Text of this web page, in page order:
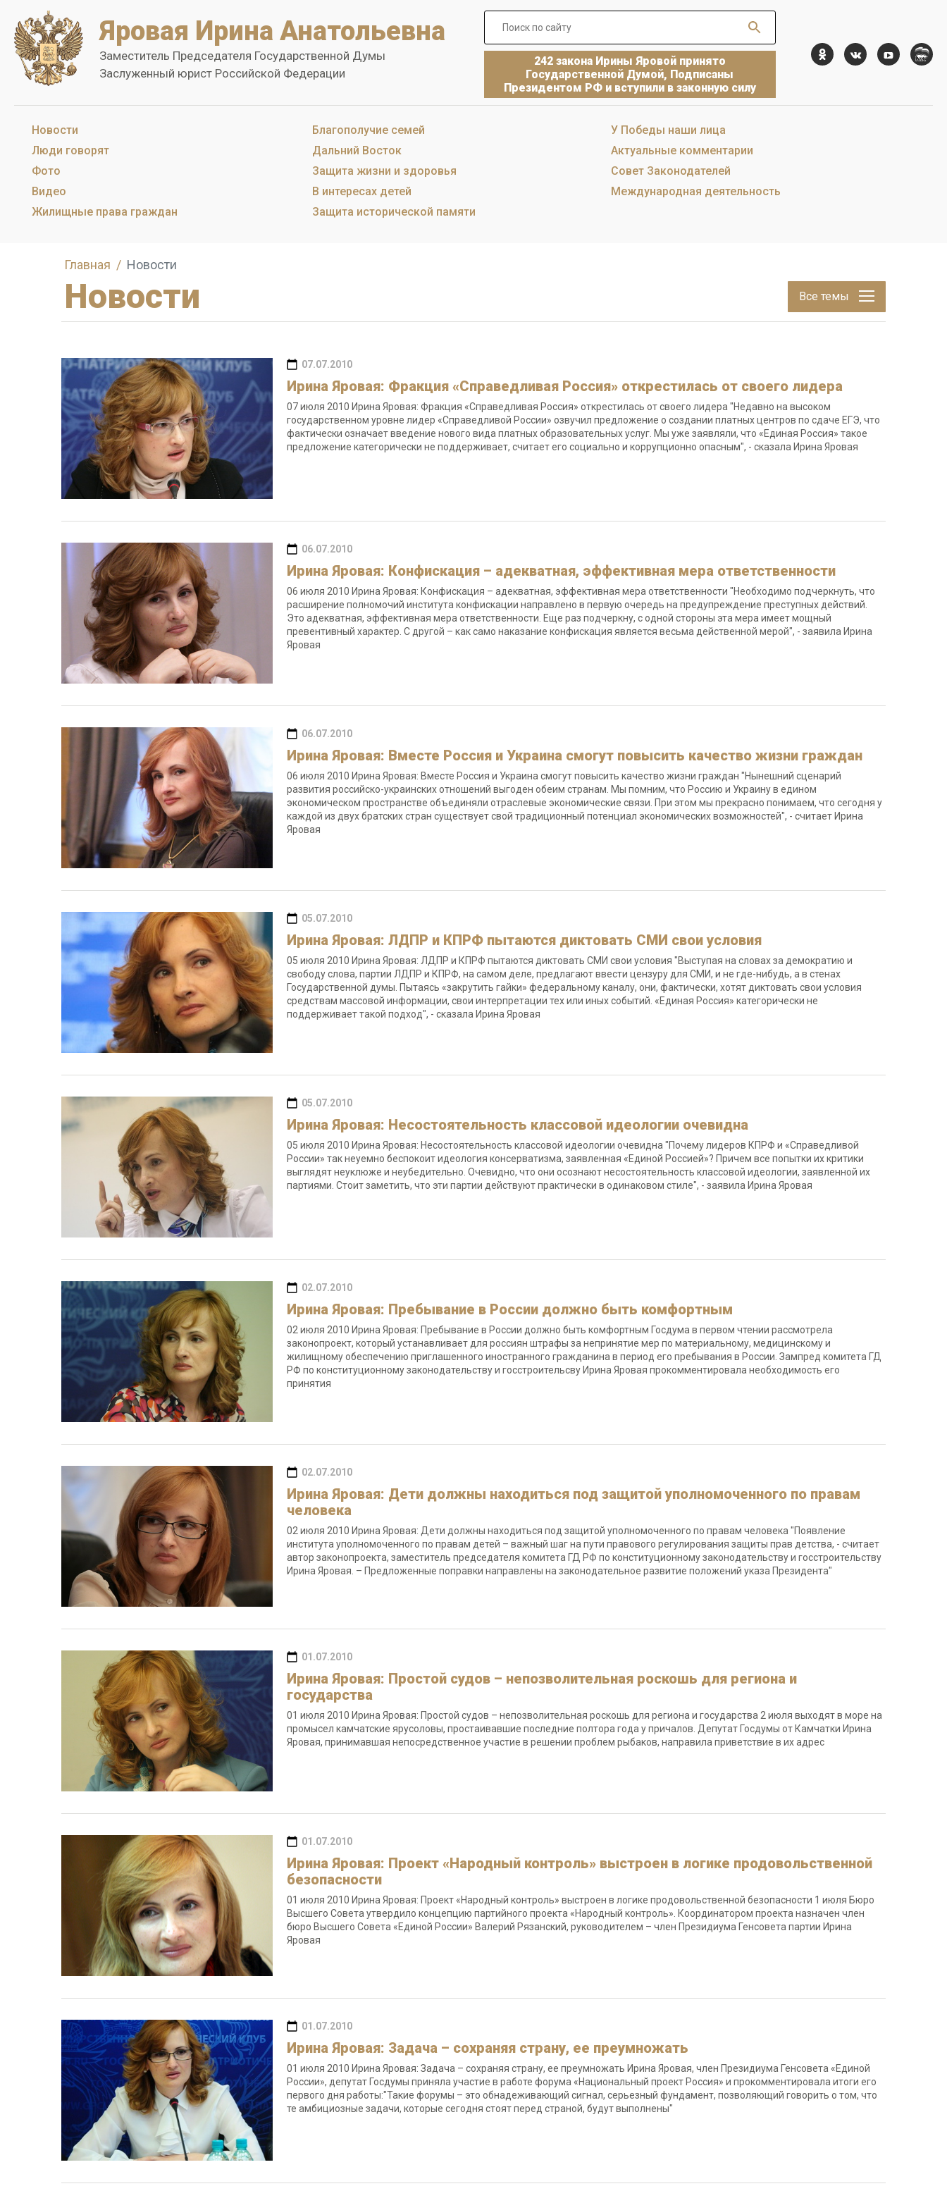
Яровая Ирина Анатольевна
Заместитель Председателя Государственной Думы
Заслуженный юрист Российской Федерации
242 закона Ирины Яровой принято
Государственной Думой, Подписаны
Президентом РФ и вступили в законную силу
Новости
Люди говорят
Фото
Видео
Жилищные права граждан
Благополучие семей
Дальний Восток
Защита жизни и здоровья
В интересах детей
Защита исторической памяти
У Победы наши лица
Актуальные комментарии
Совет Законодателей
Международная деятельность
Главная Новости
Новости Все темы
07.07.2010
Ирина Яровая: Фракция «Справедливая Россия» открестилась от своего лидера
07 июля 2010 Ирина Яровая: Фракция «Справедливая Россия» открестилась от своего лидера "Недавно на высоком
государственном уровне лидер «Справедливой России» озвучил предложение о создании платных центров по сдаче ЕГЭ, что
фактически означает введение нового вида платных образовательных услуг. Мы уже заявляли, что «Единая Россия» такое
предложение категорически не поддерживает, считает его социально и коррупционно опасным", - сказала Ирина Яровая
06.07.2010
Ирина Яровая: Конфискация – адекватная, эффективная мера ответственности
06 июля 2010 Ирина Яровая: Конфискация – адекватная, эффективная мера ответственности "Необходимо подчеркнуть, что
расширение полномочий института конфискации направлено в первую очередь на предупреждение преступных действий.
Это адекватная, эффективная мера ответственности. Еще раз подчеркну, с одной стороны эта мера имеет мощный
превентивный характер. С другой – как само наказание конфискация является весьма действенной мерой", - заявила Ирина
Яровая
06.07.2010
Ирина Яровая: Вместе Россия и Украина смогут повысить качество жизни граждан
06 июля 2010 Ирина Яровая: Вместе Россия и Украина смогут повысить качество жизни граждан "Нынешний сценарий
развития российско-украинских отношений выгоден обеим странам. Мы помним, что Россию и Украину в едином
экономическом пространстве объединяли отраслевые экономические связи. При этом мы прекрасно понимаем, что сегодня у
каждой из двух братских стран существует свой традиционный потенциал экономических возможностей", - считает Ирина
Яровая
05.07.2010
Ирина Яровая: ЛДПР и КПРФ пытаются диктовать СМИ свои условия
05 июля 2010 Ирина Яровая: ЛДПР и КПРФ пытаются диктовать СМИ свои условия "Выступая на словах за демократию и
свободу слова, партии ЛДПР и КПРФ, на самом деле, предлагают ввести цензуру для СМИ, и не где-нибудь, а в стенах
Государственной думы. Пытаясь «закрутить гайки» федеральному каналу, они, фактически, хотят диктовать свои условия
средствам массовой информации, свои интерпретации тех или иных событий. «Единая Россия» категорически не
поддерживает такой подход", - сказала Ирина Яровая
05.07.2010
Ирина Яровая: Несостоятельность классовой идеологии очевидна
05 июля 2010 Ирина Яровая: Несостоятельность классовой идеологии очевидна "Почему лидеров КПРФ и «Справедливой
России» так неуемно беспокоит идеология консерватизма, заявленная «Единой Россией»? Причем все попытки их критики
выглядят неуклюже и неубедительно. Очевидно, что они осознают несостоятельность классовой идеологии, заявленной их
партиями. Стоит заметить, что эти партии действуют практически в одинаковом стиле", - заявила Ирина Яровая
02.07.2010
Ирина Яровая: Пребывание в России должно быть комфортным
02 июля 2010 Ирина Яровая: Пребывание в России должно быть комфортным Госдума в первом чтении рассмотрела
законопроект, который устанавливает для россиян штрафы за непринятие мер по материальному, медицинскому и
жилищному обеспечению приглашенного иностранного гражданина в период его пребывания в России. Зампред комитета ГД
РФ по конституционному законодательству и госстроительсву Ирина Яровая прокомментировала необходимость его
принятия
02.07.2010
Ирина Яровая: Дети должны находиться под защитой уполномоченного по правам
человека
02 июля 2010 Ирина Яровая: Дети должны находиться под защитой уполномоченного по правам человека "Появление
института уполномоченного по правам детей – важный шаг на пути правового регулирования защиты прав детства, - считает
автор законопроекта, заместитель председателя комитета ГД РФ по конституционному законодательству и госстроительству
Ирина Яровая. – Предложенные поправки направлены на законодательное развитие положений указа Президента"
01.07.2010
Ирина Яровая: Простой судов – непозволительная роскошь для региона и
государства
01 июля 2010 Ирина Яровая: Простой судов – непозволительная роскошь для региона и государства 2 июля выходят в море на
промысел камчатские ярусоловы, простаивавшие последние полтора года у причалов. Депутат Госдумы от Камчатки Ирина
Яровая, принимавшая непосредственное участие в решении проблем рыбаков, направила приветствие в их адрес
01.07.2010
Ирина Яровая: Проект «Народный контроль» выстроен в логике продовольственной
безопасности
01 июля 2010 Ирина Яровая: Проект «Народный контроль» выстроен в логике продовольственной безопасности 1 июля Бюро
Высшего Совета утвердило концепцию партийного проекта «Народный контроль». Координатором проекта назначен член
бюро Высшего Совета «Единой России» Валерий Рязанский, руководителем – член Президиума Генсовета партии Ирина
Яровая
01.07.2010
Ирина Яровая: Задача – сохраняя страну, ее преумножать
01 июля 2010 Ирина Яровая: Задача – сохраняя страну, ее преумножать Ирина Яровая, член Президиума Генсовета «Единой
России», депутат Госдумы приняла участие в работе форума «Национальный проект Россия» и прокомментировала итоги его
первого дня работы:"Такие форумы – это обнадеживающий сигнал, серьезный фундамент, позволяющий говорить о том, что
те амбициозные задачи, которые сегодня стоят перед страной, будут выполнены"